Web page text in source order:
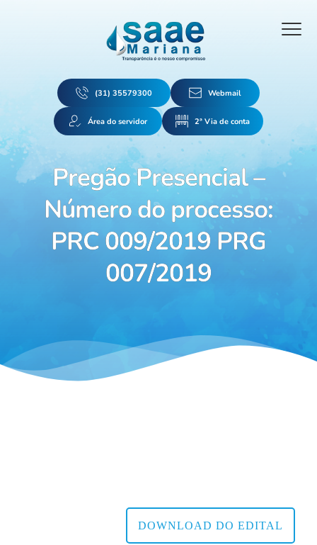
(31) 35579300 Webmail
Área do servidor 2ª Via de conta
Pregão Presencial –
Número do processo:
PRC 009/2019 PRG
007/2019
DOWNLOAD DO EDITAL